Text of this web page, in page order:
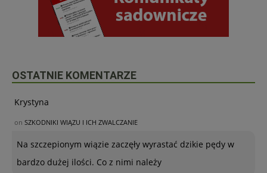
OSTATNIE KOMENTARZE
Krystyna
on SZKODNIKI WIĄZU I ICH ZWALCZANIE
Na szczepionym wiązie zaczęły wyrastać dzikie pędy w
bardzo dużej ilości. Co z nimi należy